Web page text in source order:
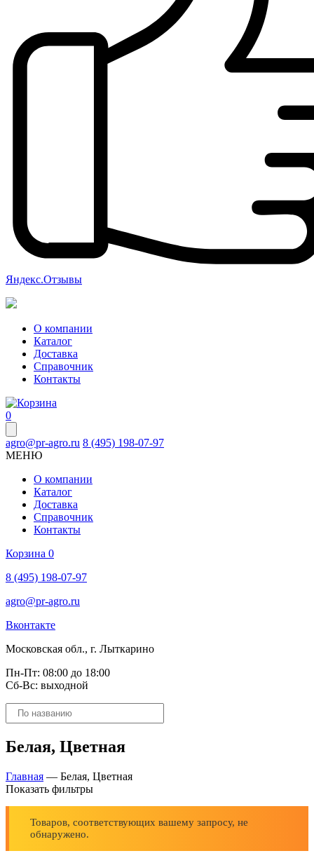
Яндекс.Отзывы
О компании
Каталог
Доставка
Справочник
Контакты
0
agro@pr-agro.ru 8 (495) 198-07-97
МЕНЮ
О компании
Каталог
Доставка
Справочник
Контакты
Корзина 0
8 (495) 198-07-97
agro@pr-agro.ru
Вконтакте
Московская обл., г. Лыткарино
Пн-Пт: 08:00 до 18:00
Сб-Вс: выходной
Поиск
товаров
Белая, Цветная
Главная — Белая, Цветная
Показать фильтры
Товаров, соответствующих вашему запросу, не
обнаружено.